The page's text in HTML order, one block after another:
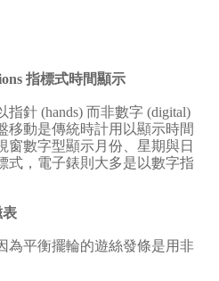
指標式時間顯示
指針 (hands) 而非數字 (digital)
移動是傳統時計用以顯示時間
窗數字型顯示月份、星期與日
式，電子錶則大多是以數字指
表
為平衡擺輪的遊絲發條是用非